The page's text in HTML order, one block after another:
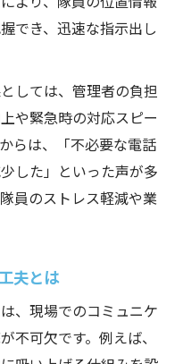
でき、迅速な指示出し
しては、管理者の負担
や緊急時の対応スピー
らは、「不必要な電話
した」といった声が多
員のストレス軽減や業
夫とは
、現場でのコミュニケ
不可欠です。例えば、